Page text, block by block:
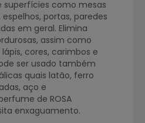
superfícies como mesas
portas, paredes
em geral. Elimina
assim como
cores, carimbos e
ser usado também
quais latão, ferro
aço e
de ROSA
enxaguamento.